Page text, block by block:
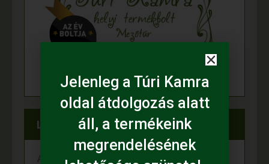
Legfrissebb híreink
A fiataloké a jövő
Jelenleg a Túri Kamra
oldal átdolgozás alatt
áll, a termékeink
megrendelésének